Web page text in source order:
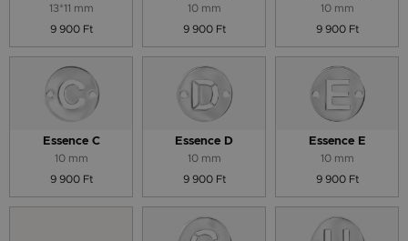
13*11 mm
9 900 Ft
10 mm
9 900 Ft
10 mm
9 900 Ft
Essence C
10 mm
9 900 Ft
Essence D
10 mm
9 900 Ft
Essence E
10 mm
9 900 Ft